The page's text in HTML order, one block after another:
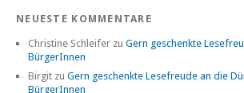
NEUESTE KOMMENTARE
Christine Schleifer zu Gern geschenkte
BürgerInnen
Birgit zu Gern geschenkte Lesefreude an die
BürgerInnen